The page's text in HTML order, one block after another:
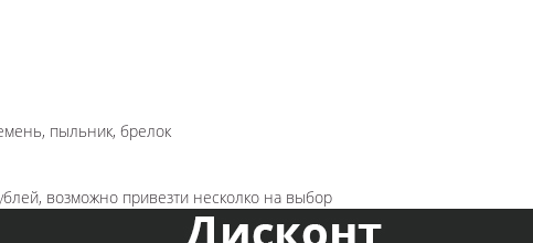
пыльник, брелок
возможно привезти несколко на выбор